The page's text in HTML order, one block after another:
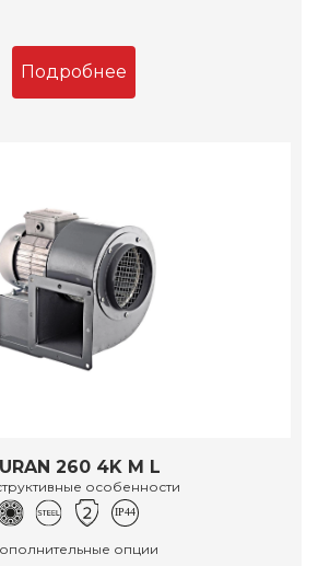
Подробнее
260 4K M L
особенности
опции